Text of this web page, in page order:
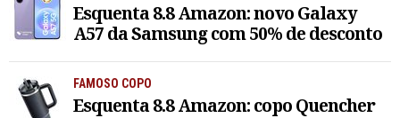
Esquenta 8.8 Amazon: novo Galaxy
A57 da Samsung com 50% de desconto
FAMOSO COPO
Esquenta 8.8 Amazon: copo Quencher